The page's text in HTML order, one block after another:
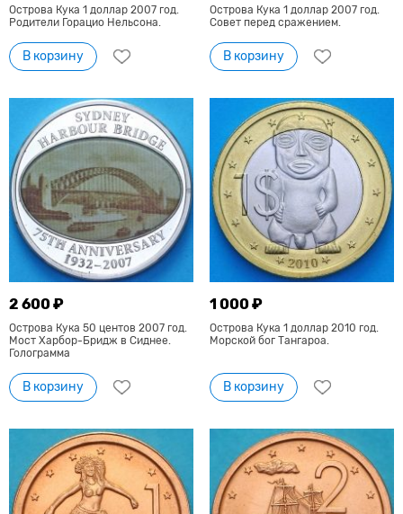
Острова Кука 1 доллар 2007 год.
Родители Горацио Нельсона.
В корзину
Острова Кука 1 доллар 2007 год.
Совет перед сражением.
В корзину
2 600 ₽
Острова Кука 50 центов 2007 год.
Мост Харбор-Бридж в Сиднее.
Голограмма
В корзину
1 000 ₽
Острова Кука 1 доллар 2010 год.
Морской бог Тангароа.
В корзину